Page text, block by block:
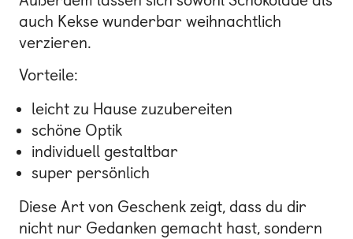
auch Kekse wunderbar weihnachtlich
verzieren.
Vorteile:
leicht zu Hause zuzubereiten
schöne Optik
individuell gestaltbar
super persönlich
Diese Art von Geschenk zeigt, dass du dir
nicht nur Gedanken gemacht hast, sondern